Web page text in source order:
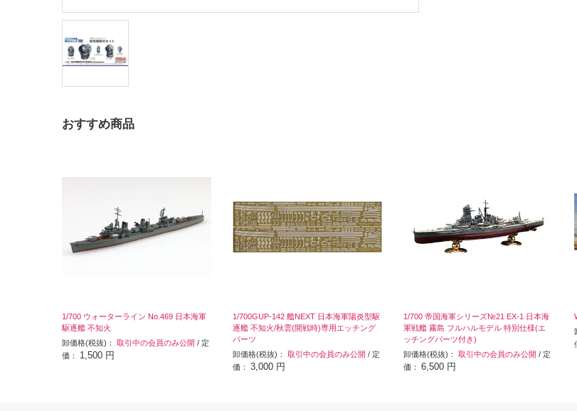
おすすめ商品
1/700 ウォーターライン No.469 日本海軍
駆逐艦 不知火
卸価格(税抜)： 取引中の会員のみ公開 / 定
価： 1,500 円
1/700GUP-142 艦NEXT 日本海軍陽炎型駆
逐艦 不知火/秋雲(開戦時)専用エッチング
パーツ
卸価格(税抜)： 取引中の会員のみ公開 / 定
価： 3,000 円
1/700 帝国海軍シリーズ№21 EX-1 日本海
軍戦艦 霧島 フルハルモデル 特別仕様(エ
ッチングパーツ付き)
卸価格(税抜)： 取引中の会員のみ公開 / 定
価： 6,500 円